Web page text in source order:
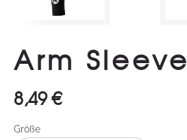
Arm Sleeve
8,49€
Größe